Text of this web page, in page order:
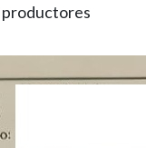
productores